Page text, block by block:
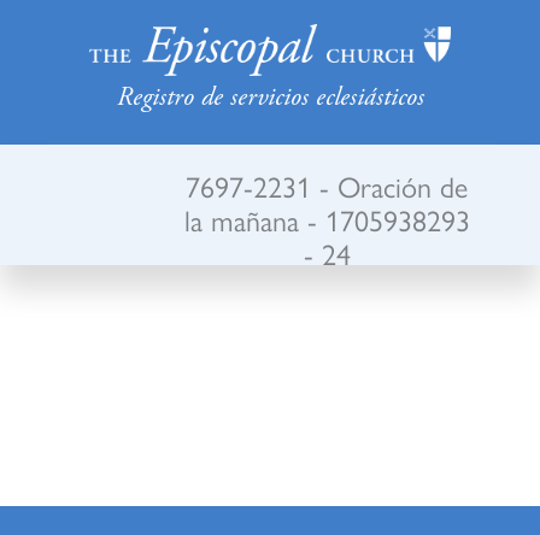
Registro de servicios eclesiásticos
7697-2231 - Oración de
la mañana - 1705938293
- 24